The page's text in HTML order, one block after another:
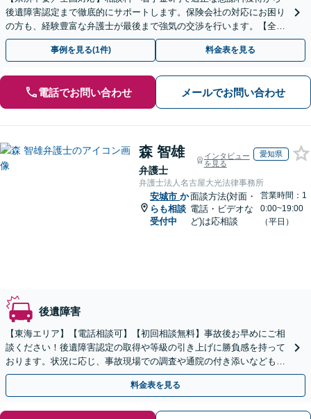
後遺障害認定まで徹底的にサポートします。保険会社の対応にお困り
の方も、経験豊富な弁護士が最後まで強気の交渉を行います。【全国
13拠点】お気軽にご相談ください。
事例を見る(1件) 料金表を見る
電話でお問い合わせ メールでお問い合わせ
森 智雄
弁護士
インタビュー
を見る
愛知県
弁護士法人名古屋大光法律事務所
安城市 か
らも相談
受付中
面談方法(対面・
電話・ビデオな
ど)は応相談
営業時間：1
0:00~19:00
（平日）
後遺障害
【東海エリア】【電話相談可】【初回相談無料】事故後お早めにご相
談ください！後遺障害認定の取得や等級の引き上げに勝負感を持って
おります。状況に応じ、事故現場での調査や通院の付き添いなどもサ
ポート。弁護士費用特約を利用可能【休日・夜間面談可】
料金表を見る